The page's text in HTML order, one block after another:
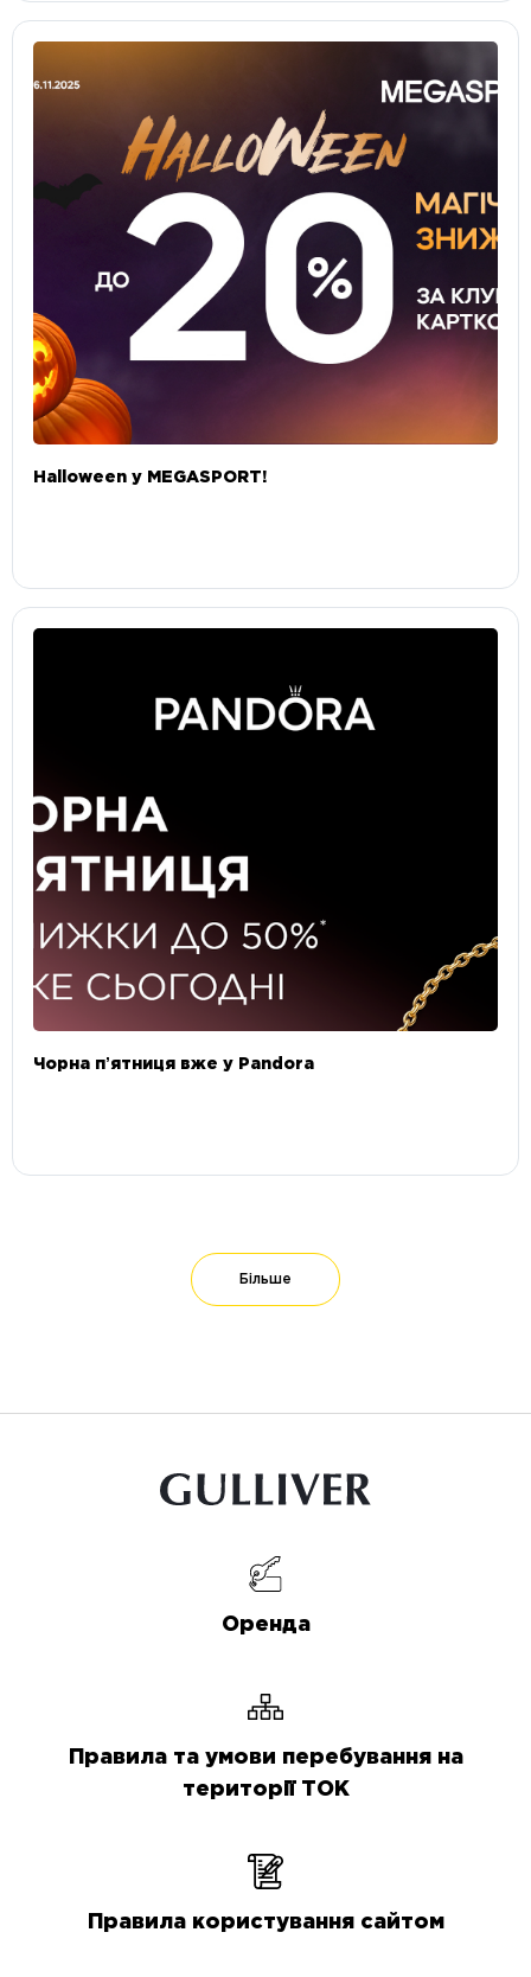
Halloween у MEGASPORT!
Чорна пʼятниця вже у Pandora
Більше
Оренда
Правила та умови перебування на
території ТОК
Правила користування сайтом